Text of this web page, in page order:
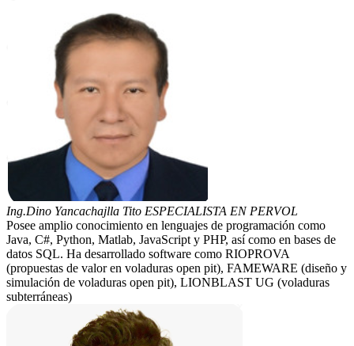
Ing.Dino Yancachajlla Tito ESPECIALISTA EN PERVOL
Posee amplio conocimiento en lenguajes de programación como
Java, C#, Python, Matlab, JavaScript y PHP, así como en bases de
datos SQL. Ha desarrollado software como RIOPROVA
(propuestas de valor en voladuras open pit), FAMEWARE (diseño y
simulación de voladuras open pit), LIONBLAST UG (voladuras
subterráneas)